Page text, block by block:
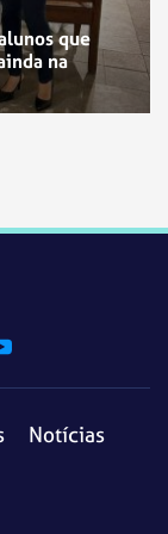
que
na
carreiras
Notícias